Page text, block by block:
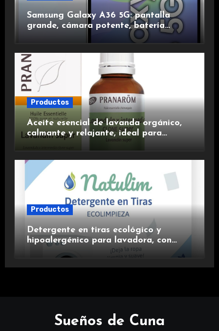
Samsung Galaxy A36 5G: pantalla
grande, cámara potente, batería
duradera y carga rápida para una
Productos
Aceite esencial de lavanda orgánico,
calmante y relajante, ideal para
Productos
Detergente en tiras ecológico y
hipoalergénico para lavadora, con
suavizante incluido y fragancia de
lavanda.
Sueños de Cuna